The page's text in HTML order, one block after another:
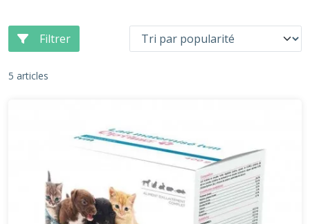
Filtrer
5 articles